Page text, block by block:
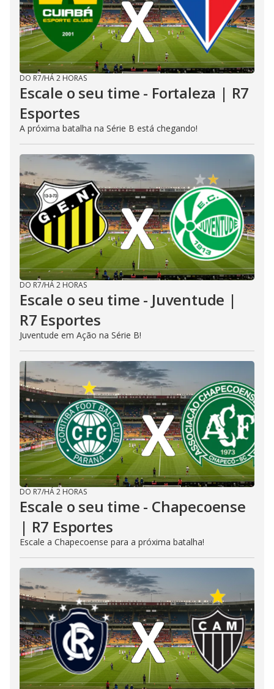
DO R7/HÁ 2 HORAS
Escale o seu time - Fortaleza | R7
Esportes
A próxima batalha na Série B está chegando!
DO R7/HÁ 2 HORAS
Escale o seu time - Juventude |
R7 Esportes
Juventude em Ação na Série B!
DO R7/HÁ 2 HORAS
Escale o seu time - Chapecoense
| R7 Esportes
Escale a Chapecoense para a próxima batalha!